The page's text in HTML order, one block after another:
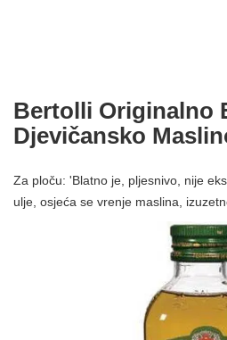
Bertolli Originalno
Djevičansko
Za ploču: 'Blatno je, pljesnivo, nije
ulje, osjeća se vrenje maslina,